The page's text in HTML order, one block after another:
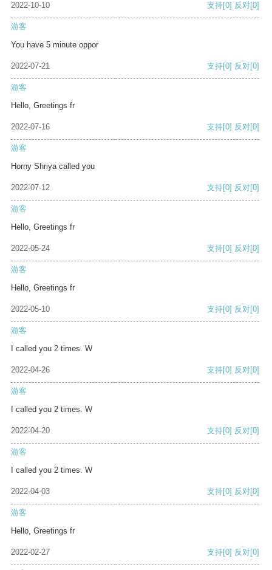
2022-10-10 支持[0] 反对[0]
游客
You have 5 minute oppor
2022-07-21 支持[0] 反对[0]
游客
Hello, Greetings fr
2022-07-16 支持[0] 反对[0]
游客
Horny Shriya called you
2022-07-12 支持[0] 反对[0]
游客
Hello, Greetings fr
2022-05-24 支持[0] 反对[0]
游客
Hello, Greetings fr
2022-05-10 支持[0] 反对[0]
游客
I called you 2 times. W
2022-04-26 支持[0] 反对[0]
游客
I called you 2 times. W
2022-04-20 支持[0] 反对[0]
游客
I called you 2 times. W
2022-04-03 支持[0] 反对[0]
游客
Hello, Greetings fr
2022-02-27 支持[0] 反对[0]